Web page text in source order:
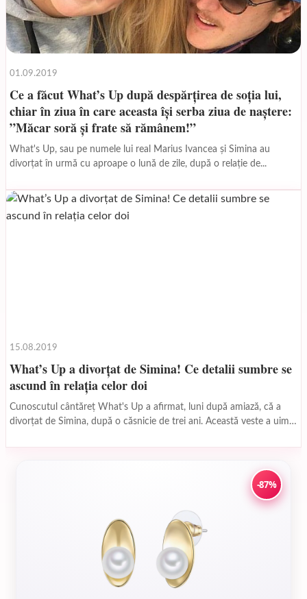
01.09.2019
Ce a făcut What’s Up după despărțirea de soția lui,
chiar în ziua în care aceasta își serba ziua de naștere:
”Măcar soră şi frate să rămânem!”
What's Up, sau pe numele lui real Marius Ivancea și Simina au
divorțat în urmă cu aproape o lună de zile, după o relație de...
15.08.2019
What’s Up a divorțat de Simina! Ce detalii sumbre se
ascund în relația celor doi
Cunoscutul cântăreț What's Up a afirmat, luni după amiază, că a
divorțat de Simina, după o căsnicie de trei ani. Această veste a uimit
-87%